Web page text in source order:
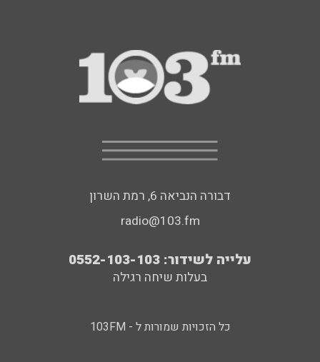
דבורה הנביאה 6, רמת השרון
radio@103.fm
עלייה לשידור: 0552-103-103
בעלות שיחה רגילה
כל הזכויות שמורות ל - 103FM